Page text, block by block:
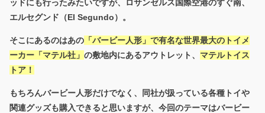
ッドにも行ったみたいですが、ロサンゼルス国際空港のすぐ南、
エルセグンド（El Segundo）。
そこにあるのはあの 「バービー人形」で有名な世界最大のトイメ
ーカー「マテル社」 の敷地内にあるアウトレット、 マテルトイス
トア！
もちろんバービー人形だけでなく、同社が扱っている各種トイや
関連グッズも購入できると思いますが、今回のテーマはバービー